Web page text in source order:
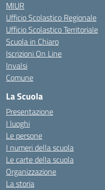
MIUR
Ufficio Scolastico Regionale
Ufficio Scolastico Territoriale
Scuola in Chiaro
Iscrizioni On Line
Invalsi
Comune
La Scuola
Presentazione
I luoghi
Le persone
I numeri della scuola
Le carte della scuola
Organizzazione
La storia